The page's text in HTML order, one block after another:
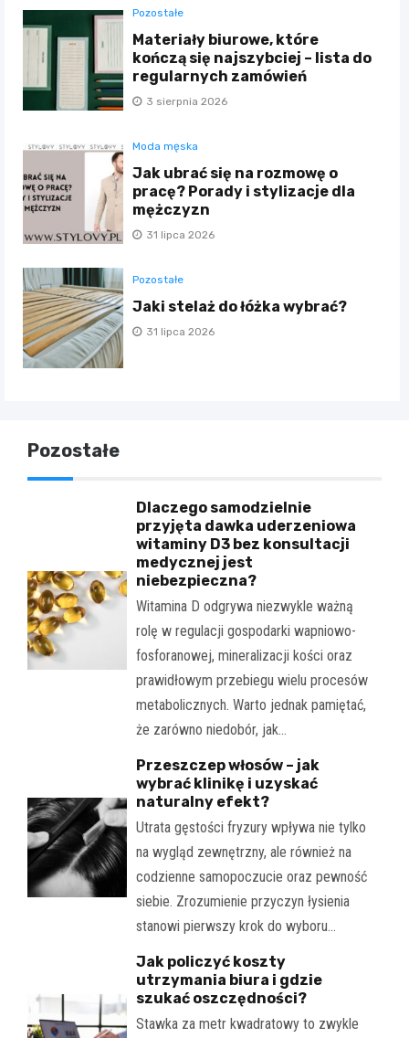
Pozostałe
Materiały biurowe, które
kończą się najszybciej – lista do
regularnych zamówień
3 sierpnia 2026
Moda męska
Jak ubrać się na rozmowę o
pracę? Porady i stylizacje dla
mężczyzn
31 lipca 2026
Pozostałe
Jaki stelaż do łóżka wybrać?
31 lipca 2026
Pozostałe
Dlaczego samodzielnie
przyjęta dawka uderzeniowa
witaminy D3 bez konsultacji
medycznej jest
niebezpieczna?
Witamina D odgrywa niezwykle ważną
rolę w regulacji gospodarki wapniowo-
fosforanowej, mineralizacji kości oraz
prawidłowym przebiegu wielu procesów
metabolicznych. Warto jednak pamiętać,
że zarówno niedobór, jak…
Przeszczep włosów – jak
wybrać klinikę i uzyskać
naturalny efekt?
Utrata gęstości fryzury wpływa nie tylko
na wygląd zewnętrzny, ale również na
codzienne samopoczucie oraz pewność
siebie. Zrozumienie przyczyn łysienia
stanowi pierwszy krok do wyboru…
Jak policzyć koszty
utrzymania biura i gdzie
szukać oszczędności?
Stawka za metr kwadratowy to zwykle